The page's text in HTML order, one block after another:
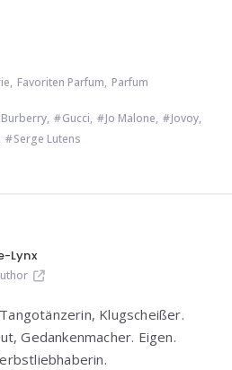
, Favoriten Parfum, Parfum
Burberry, Gucci, Jo Malone, Jovoy,
Serge Lutens
Lynx
Klugscheißer.
Gedankenmacher. Eigen.